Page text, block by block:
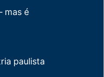
mas é
paulista